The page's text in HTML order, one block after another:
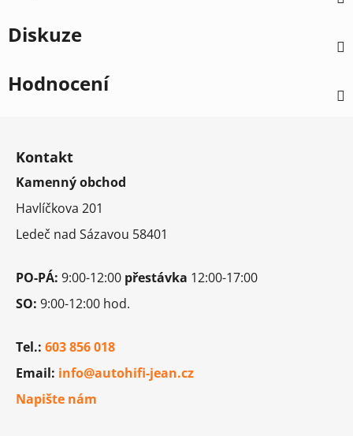
Diskuze
Hodnocení
Kontakt
Kamenný obchod
Havlíčkova 201
Ledeč nad Sázavou 58401
PO-PÁ: 9:00-12:00 přestávka 12:00-17:00
SO: 9:00-12:00 hod.
Tel.: 603 856 018
Email: info@autohifi-jean.cz
Napište nám